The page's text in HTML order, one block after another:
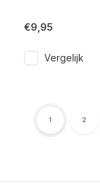
€9,95
Vergelijk
1 2